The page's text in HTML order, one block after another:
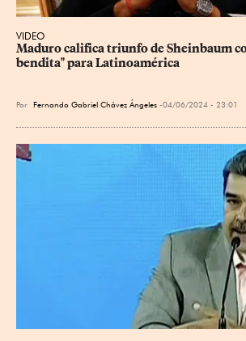
VIDEO
Maduro califica triunfo de Sheinbaum
bendita" para Latinoamérica
Por Fernando Gabriel Chávez Ángeles 04/06/2024 - 23:01